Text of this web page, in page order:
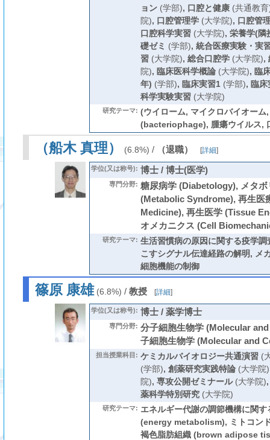
ョン(学部), 口腔と健康(共通教育
院), 口腔管理学(大学院), 口腔管
口腔科学実習(大学院), 栄養学(隣
礎ゼミ (学部), 統合医療実験・実
習(大学院), 総合口腔学(大学院),
院), 臨床医科学概論(大学院), 臨
年) (学部), 臨床実習1(学部), 臨床
科学実験実習(大学院)
研究テーマ: (ウイローム, マイクロバイオーム
(bacteriophage), 腫瘍ウイルス,
（船木 真理） (6.8%) / （退職） [詳細]
学位(又は称号): 博士 / 博士(医学)
専門分野: 糖尿病学 (Diabetology), メタボ
(Metabolic Syndrome), 再生医
Medicine), 再生医学 (Tissue
オメカニクス (Cell
研究テーマ: 生活習慣病の原因に関する疫学
こすシグナル伝達経路の解明, メ
細胞機能の制御
篠原 康雄(6.8%) / 教授 [詳細]
学位(又は称号): 博士 / 薬学博士
専門分野: 分子細胞生物学 (Molecular
子細胞生物学 (Molecular and
担当授業科目: ケミカルバイオロジー共通演習(
(学部), 創薬研究実践特論(大学院)
院), 専攻公開ゼミナール(大学院)
薬科学特別研究(大学院)
研究テーマ: エネルギー代謝の調節機構に関
(energy metabolism), ミトコン
褐色脂肪組織 (brown adipose